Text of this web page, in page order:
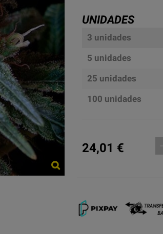
UNIDADES
3 unidades
5 unidades
25 unidades
100 unidades
24,01 €